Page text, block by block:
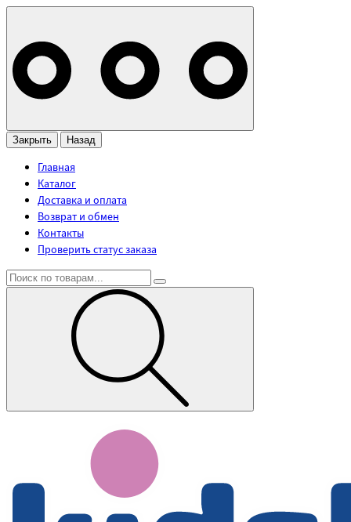
Закрыть Назад
Главная
Каталог
Доставка и оплата
Возврат и обмен
Контакты
Проверить статус заказа